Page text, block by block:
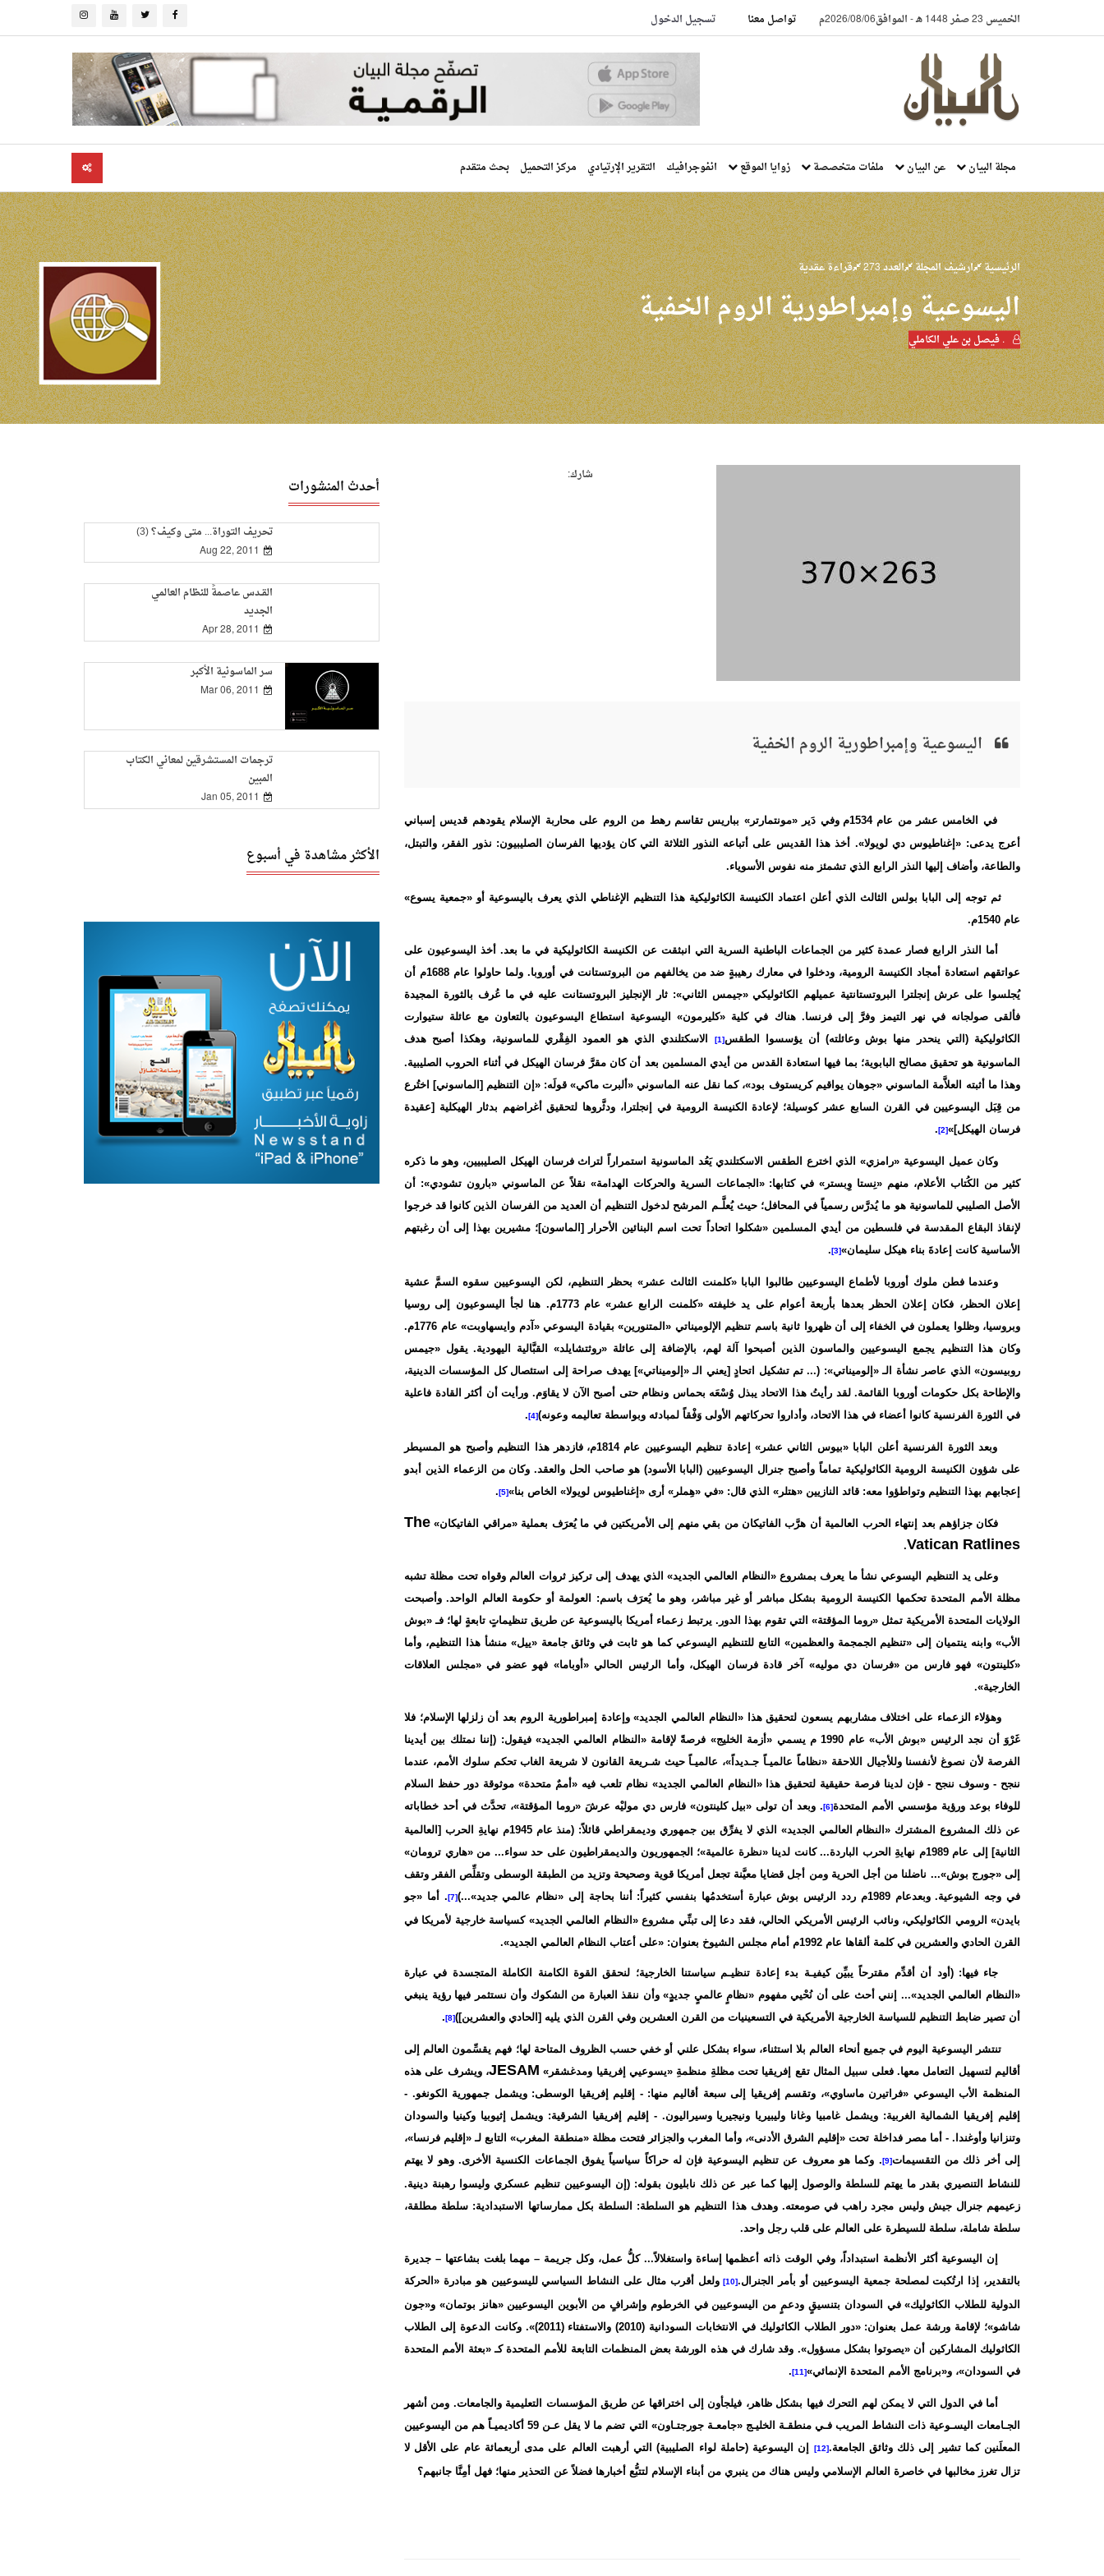
الخميس 23 صفر 1448 هـ -الموافق2026/08/06م تواصل معنا تسجيل الدخول
مجلة البيان عن البيان ملفات متخصصة زوايا الموقع انفوجرافيك التقرير الإرتيادي مركز التحميل بحث متقدم
الرئيسية ارشيف المجلة العدد 273 قراءة عقدية
اليسوعية وإمبراطورية الروم الخفية
. فيصل بن علي الكاملي
شارك:
اليسوعية وإمبراطورية الروم الخفية
في الخامس عشر من عام 1534م وفي دَير «مونتمارتر» بباريس تقاسم رهط من الروم على محاربة الإسلام يقودهم قديس إسباني
أعرج يدعى: «إغناطيوس دي لويولا». أخذ هذا القديس على أتباعه النذور الثلاثة التي كان يؤديها الفرسان الصليبيون: نذور الفقر، والتبتل،
والطاعة، وأضاف إليها النذر الرابع الذي تشمئز منه نفوس الأسوياء.
ثم توجه إلى البابا بولس الثالث الذي أعلن اعتماد الكنيسة الكاثوليكية هذا التنظيم الإغناطي الذي يعرف باليسوعية أو «جمعية يسوع»
عام 1540م.
أما النذر الرابع فصار عمدة كثير من الجماعات الباطنية السرية التي انبثقت عن الكنيسة الكاثوليكية في ما بعد. أخذ اليسوعيون على
عواتقهم استعادة أمجاد الكنيسة الرومية، ودخلوا في معارك رهيبةٍ ضد من يخالفهم من البروتستانت في أوروبا. ولما حاولوا عام 1688م أن
يُجلسوا على عرش إنجلترا البروتستانتية عميلهم الكاثوليكي «جيمس الثاني»: ثار الإنجليز البروتستانت عليه في ما عُرف بالثورة المجيدة
فألقى صولجانه في نهر التيمز وفرَّ إلى فرنسا. هناك في كلية «كليرمون» اليسوعية استطاع اليسوعيون بالتعاون مع عائلة ستيوارت
الكاثوليكية (التي ينحدر منها بوش وعائلته) أن يؤسسوا الطقس[1]
الاسكتلندي الذي هو العمود الفِقْري للماسونية، وهكذا أصبح هدف
الماسونية هو تحقيق مصالح البابوية؛ بما فيها استعادة القدس من أيدي المسلمين بعد أن كان مقرَّ فرسان الهيكل في أثناء الحروب الصليبية.
وهذا ما أثبته العلاَّمة الماسوني «جوهان يواقيم كريستوف بود»، كما نقل عنه الماسوني «ألبرت ماكي» قولَه: «إن التنظيم [الماسوني] اختُرع
من قِبَل اليسوعيين في القرن السابع عشر كوسيلة؛ لإعادة الكنيسة الرومية في إنجلترا، ودثَّروها لتحقيق أغراضهم بدثار الهيكلية [عقيدة
فرسان الهيكل]»[2]
.
وكان عميل اليسوعية «رامزي» الذي اخترع الطقس الاسكتلندي يَعُد الماسونية استمراراً لتراث فرسان الهيكل الصليبيين، وهو ما ذكره
كثير من الكُتاب الأعلام، منهم «نِستا وِبستر» في كتابها: «الجماعات السرية والحركات الهدامة» نقلاً عن الماسوني «بارون تشودي»: أن
الأصل الصليبي للماسونية هو ما يُدرَّس رسمياً في المحافل؛ حيث يُعلَّـم المرشح لدخول التنظيم أن العديد من الفرسان الذين كانوا قد خرجوا
لإنقاذ البقاع المقدسة في فلسطين من أيدي المسلمين «شكلوا اتحاداً تحت اسم البنائين الأحرار [الماسون]؛ مشيرين بهذا إلى أن رغبتهم
الأساسية كانت إعادةَ بناء هيكل سليمان»[3]
.
وعندما فطن ملوك أوروبا لأطماع اليسوعيين طالبوا البابا «كلمنت الثالث عشر» بحظر التنظيم، لكن اليسوعيين سقوه السمَّ عشية
إعلان الحظر، فكان إعلان الحظر بعدها بأربعة أعوام على يد خليفته «كلمنت الرابع عشر» عام 1773م. هنا لجأ اليسوعيون إلى روسيا
وبروسيا، وظلوا يعملون في الخفاء إلى أن ظهروا ثانية باسم تنظيم الإلوميناتي «المتنورين» بقيادة اليسوعي «آدم وايسهاوبت» عام 1776م.
وكان هذا التنظيم يجمع اليسوعيين والماسون الذين أصبحوا آلة لهم، بالإضافة إلى عائلة «روثتشايلد» القبَّالية اليهودية. يقول «جيمس
روبيسون» الذي عاصر نشأة الـ «إلوميناتي»: (... تم تشكيل اتحادٍ [يعني الـ «إلوميناتي»] يهدف صراحة إلى استئصال كل المؤسسات الدينية،
والإطاحة بكل حكومات أوروبا القائمة. لقد رأيتُ هذا الاتحاد يبذل وُسْعَه بحماس ونظام حتى أصبح الآن لا يقاوَم. ورأيت أن أكثر القادة فاعلية
في الثورة الفرنسية كانوا أعضاء في هذا الاتحاد، وأداروا تحركاتهم الأولى وَفْقاً لمبادئه وبواسطة تعاليمه وعونه)[4]
.
وبعد الثورة الفرنسية أعلن البابا «بيوس الثاني عشر» إعادة تنظيم اليسوعيين عام 1814م، فازدهر هذا التنظيم وأصبح هو المسيطر
على شؤون الكنيسة الرومية الكاثوليكية تماماً وأصبح جنرال اليسوعيين (البابا الأسود) هو صاحب الحل والعقد. وكان من الزعماء الذين أبدو
إعجابهم بهذا التنظيم وتواطؤوا معه: قائد النازيين «هتلر» الذي قال: «في «هِملر» أرى «إغناطيوس لويولا» الخاص بنا»[5]
.
فكان جزاؤهم بعد إنتهاء الحرب العالمية أن هرَّب الفاتيكان من بقي منهم إلى الأمريكتين في ما يُعرَف بعملية «مراقي الفاتيكان» The
Vatican Ratlines
.
وعلى يد التنظيم اليسوعي نشأ ما يعرف بمشروع «النظام العالمي الجديد» الذي يهدف إلى تركيز ثروات العالم وقواه تحت مظلة تشبه
مظلة الأمم المتحدة تحكمها الكنيسة الرومية بشكل مباشر أو غير مباشر، وهو ما يُعرَف باسم: العولمة أو حكومة العالم الواحد. وأصبحت
الولايات المتحدة الأمريكية تمثل «روما المؤقتة» التي تقوم بهذا الدور. يرتبط زعماء أمريكا باليسوعية عن طريق تنظيماتٍ تابعةٍ لها؛ فـ «بوش
الأب» وابنه ينتميان إلى «تنظيم الجمجمة والعظمين» التابع للتنظيم اليسوعي كما هو ثابت في وثائق جامعة «ييل» منشأ هذا التنظيم، وأما
«كلينتون» فهو فارس من «فرسان دي موليه» آخر قادة فرسان الهيكل، وأما الرئيس الحالي «أوباما» فهو عضو في «مجلس العلاقات
الخارجية».
وهؤلاء الزعماء على اختلاف مشاربهم يسعون لتحقيق هذا «النظام العالمي الجديد» وإعادة إمبراطورية الروم بعد أن زلزلها الإسلام؛ فلا
غَرْوَ أن نجد الرئيس «بوش الأب» عام 1990 م يسمي «أزمة الخليج» فرصةً لإقامة «النظام العالمي الجديد» فيقول: (إننا نمتلك بين أيدينا
الفرصة لأن نصوغ لأنفسنا وللأجيال اللاحقة «نظاماً عالميـاً جـديداً»، عالميـاً حيث شـريعة القانون لا شريعة الغاب تحكم سلوك الأمم، عندما
ننجح - وسوف ننجح - فإن لدينا فرصة حقيقية لتحقيق هذا «النظام العالمي الجديد» نظام تلعب فيه «أممٌ متحدة» موثوقة دور حفظ السلام
للوفاء بوعد ورؤية مؤسسي الأمم المتحدة[6]
. وبعد أن تولى «بيل كلينتون» فارس دي موليْه عرشَ «روما المؤقتة»، تحدَّث في أحد خطاباته
عن ذلك المشروع المشترك «النظام العالمي الجديد» الذي لا يفرِّق بين جمهوري وديمقراطي قائلاً: (منذ عام 1945م نهايةِ الحرب [العالمية
الثانية] إلى عام 1989م نهايةِ الحرب الباردة... كانت لدينا «نظرة عالمية»؛ الجمهوريون والديمقراطيون على حد سواء... من «هاري ترومان»
إلى «جورج بوش»... ناضلنا من أجل الحرية ومن أجل قضايا معيَّنة تجعل أمريكا قوية وصحيحة وتزيد من الطبقة الوسطى وتقلِّص الفقر وتقف
في وجه الشيوعية. وبعدعام 1989م ردد الرئيس بوش عبارة أستخدمُها بنفسي كثيراً: أننا بحاجة إلى «نظام عالمي جديد»...)
[7]
. أما «جو
بايدن» الرومي الكاثوليكي، ونائب الرئيس الأمريكي الحالي، فقد دعا إلى تبنِّي مشروع «النظام العالمي الجديد» كسياسة خارجية لأمريكا في
القرن الحادي والعشرين في كلمة ألقاها عام 1992م أمام مجلس الشيوخ بعنوان: «على أعتاب النظام العالمي الجديد».
جاء فيها: (أود أن أقدِّم مقترحاً يبيِّن كيفيـة بدء إعادة تنظيـم سياستنا الخارجية؛ لنحقق القوة الكامنة الكاملة المتجسدة في عبارة
«النظام العالمي الجديد»... إنني أحث على أن نُحْيي مفهوم «نظامٍ عالميٍ جديدٍٍ» وأن ننقذ العبارة من الشكوك وأن نستثمر فيها رؤية ينبغي
أن تصير ضابط التنظيم للسياسة الخارجية الأمريكية في التسعينيات من القرن العشرين وفي القرن الذي يليه [الحادي والعشرين])[8]
.
تنتشر اليسوعية اليوم في جميع أنحاء العالم بلا استثناء، سواء بشكل علني أو خفي حسب الظروف المتاحة لها؛ فهم يقسِّمون العالم إلى
أقاليم لتسهيل التعامل معها. فعلى سبيل المثال تقع إفريقيا تحت مظلةِ منظمةِ «يسوعيي إفريقيا ومدغشقر» JESAM، ويشرف على هذه
المنظمة الأب اليسوعي «فراتيرن ماساوي»، وتقسم إفريقيا إلى سبعة أقاليم منها: - إقليم إفريقيا الوسطى: ويشمل جمهورية الكونغو. -
إقليم إفريقيا الشمالية الغربية: ويشمل غامبيا وغانا وليبيريا ونيجيريا وسيراليون. - إقليم إفريقيا الشرقية: ويشمل إثيوبيا وكينيا والسودان
وتنزانيا وأوغندا. - أما مصر فداخلة تحت «إقليم الشرق الأدنى»، وأما المغرب والجزائر فتحت مظلة «منطقة المغرب» التابع لـ «إقليم فرنسا»،
إلى أخر ذلك من التقسيمات[9]
. وكما هو معروف عن تنظيم اليسوعية فإن له حراكاً سياسياً يفوق الجماعات الكنسية الأخرى. وهو لا يهتم
للنشاط التنصيري بقدر ما يهتم للسلطة والوصول إليها كما عبر عن ذلك نابليون بقوله: (إن اليسوعيين تنظيم عسكري وليسوا رهبنة دينية.
زعيمهم جنرال جيش وليس مجرد راهب في صومعته. وهدف هذا التنظيم هو السلطة: السلطة بكل ممارساتها الاستبدادية: سلطة مطلقة،
سلطة شاملة، سلطة للسيطرة على العالم على قلب رجل واحد.
إن اليسوعية أكثر الأنظمة استبداداً، وفي الوقت ذاته أعظمها إساءة واستغلالاً... كلُّ عمل، وكل جريمة – مهما بلغت بشاعتها – جديرة
بالتقدير، إذا ارتُكبت لمصلحة جمعية اليسوعيين أو بأمر الجنرال.[10]
ولعل أقرب مثال على النشاط السياسي لليسوعيين هو مبادرة «الحركة
الدولية للطلاب الكاثوليك» في السودان بتنسيقٍ ودعمٍ من اليسوعيين في الخرطوم وإشرافٍ من الأبوين اليسوعيين «هانز بوتمان» و«جون
شاشو»؛ لإقامة ورشة عمل بعنوان: «دور الطلاب الكاثوليك في الانتخابات السودانية (2010) والاستفتاء (2011)». وكانت الدعوة إلى الطلاب
الكاثوليك المشاركين أن «يصوتوا بشكل مسؤول». وقد شارك في هذه الورشة بعض المنظمات التابعة للأمم المتحدة كـ «بعثة الأمم المتحدة
في السودان»، و«برنامج الأمم المتحدة الإنمائي»[11]
.
أما في الدول التي لا يمكن لهم التحرك فيها بشكل ظاهر، فيلجأون إلى اختراقها عن طريق المؤسسات التعليمية والجامعات. ومن أشهر
الجـامعات اليسـوعية ذات النشاط المريب فـي منطقـة الخليـج «جامعـة جورجتـاون» التي تضم ما لا يقل عـن 59 أكاديميـاً هم من اليسوعيين
المعلَنين كما تشير إلى ذلك وثائق الجامعة.[12]
إن اليسوعية (حاملة لواء الصليبية) التي أرهبت العالم على مدى أربعمائة عام على الأقل لا
تزال تغرز مخالبها في خاصرة العالم الإسلامي وليس هناك من ينبري من أبناء الإسلام لتتبُّع أخبارها فضلاً عن التحذير منها؛ فهل أمِنَّا جانبهم؟
أحدث المنشورات
تحريف التوراة... متى وكيف؟ (3)
Aug 22, 2011
القــدس عاصمةً للنظام العالمي
الجديد
Apr 28, 2011
سر الماسونية الأكبر
Mar 06, 2011
ترجمات المستشرقين لمعاني الكتاب
المبين
Jan 05, 2011
الأكثر مشاهدة في أسبوع